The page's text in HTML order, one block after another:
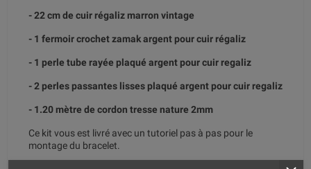
- 22 cm de cuir régaliz marron vintage
- 1 fermoir crochet zamak argent pour cuir régaliz
- 1 perle tube rayée plaqué argent pour cuir regaliz
- 2 perles passantes lisses plaqué argent pour cuir regaliz
- 1.20 mètre de cordon tresse nature 2mm
Ce kit vous est livré avec un tutoriel pas à pas pour le
montage du bracelet.